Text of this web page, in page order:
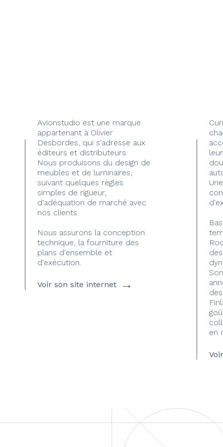
Avionstudio est une marque
appartenant à Olivier
Desbordes, qui s'adresse aux
éditeurs et distributeurs.
Nous produisons du design de
meubles et de luminaires,
suivant quelques règles
simples de rigueur,
d'adéquation de marché avec
nos clients.
Nous assurons la conception
technique, la fourniture des
plans d'ensemble et
d'exécution.
Voir son site internet →
en